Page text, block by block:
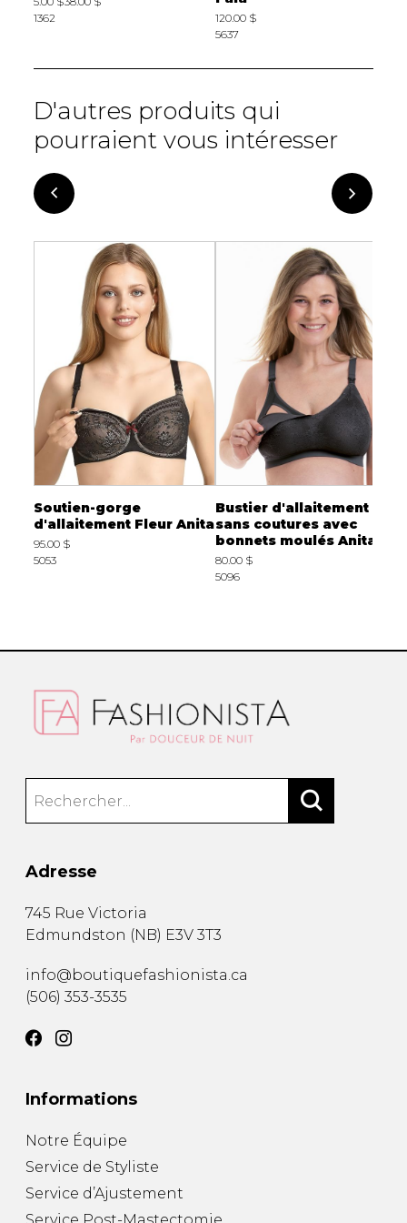
1362
120.00 $
5637
D'autres produits qui
pourraient vous intéresser
Soutien-gorge
d'allaitement Fleur Anita
95.00 $
5053
Bustier d'allaitement
sans coutures avec
bonnets moulés Anita
80.00 $
5096
Adresse
745 Rue Victoria
Edmundston (NB) E3V 3T3
info@boutiquefashionista.ca
(506) 353-3535
Informations
Notre Équipe
Service de Styliste
Service d’Ajustement